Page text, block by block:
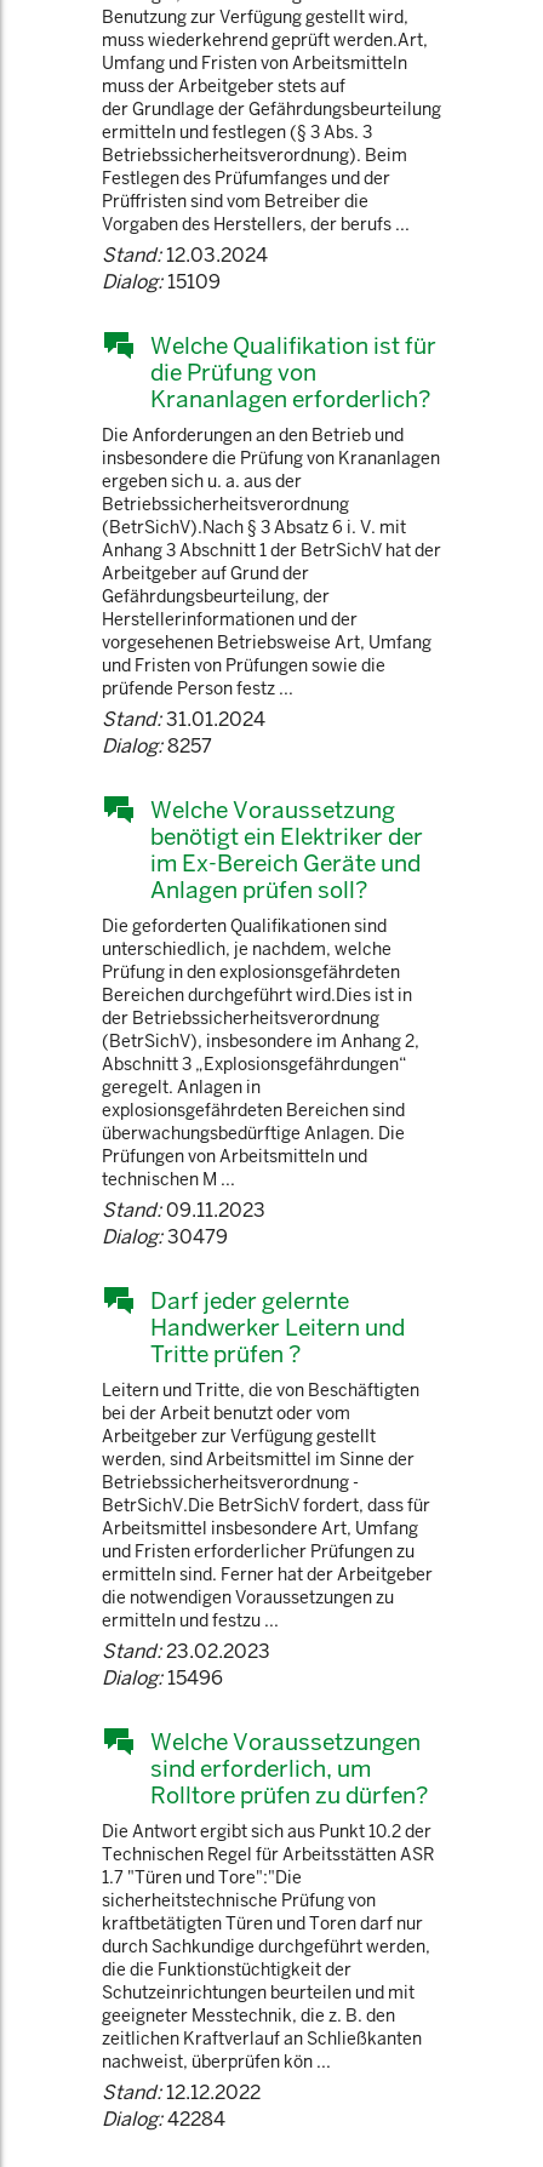
Benutzung zur Verfügung gestellt wird,
muss wiederkehrend geprüft werden.Art,
Umfang und Fristen von Arbeitsmitteln
muss der Arbeitgeber stets auf
der Grundlage der Gefährdungsbeurteilung
ermitteln und festlegen (§ 3 Abs. 3
Betriebssicherheitsverordnung). Beim
Festlegen des Prüfumfanges und der
Prüffristen sind vom Betreiber die
Vorgaben des Herstellers, der berufs ...
Stand:12.03.2024
Dialog:15109
Welche Qualifikation ist für
die Prüfung von
Krananlagen erforderlich?
Die Anforderungen an den Betrieb und
insbesondere die Prüfung von Krananlagen
ergeben sich u. a. aus der
Betriebssicherheitsverordnung
(BetrSichV).Nach § 3 Absatz 6 i. V. mit
Anhang 3 Abschnitt 1 der BetrSichV hat der
Arbeitgeber auf Grund der
Gefährdungsbeurteilung, der
Herstellerinformationen und der
vorgesehenen Betriebsweise Art, Umfang
und Fristen von Prüfungen sowie die
prüfende Person festz ...
Stand:31.01.2024
Dialog:8257
Welche Voraussetzung
benötigt ein Elektriker der
im Ex-Bereich Geräte und
Anlagen prüfen soll?
Die geforderten Qualifikationen sind
unterschiedlich, je nachdem, welche
Prüfung in den explosionsgefährdeten
Bereichen durchgeführt wird.Dies ist in
der Betriebssicherheitsverordnung
(BetrSichV), insbesondere im Anhang 2,
Abschnitt 3 „Explosionsgefährdungen“
geregelt. Anlagen in
explosionsgefährdeten Bereichen sind
überwachungsbedürftige Anlagen. Die
Prüfungen von Arbeitsmitteln und
technischen M ...
Stand:09.11.2023
Dialog:30479
Darf jeder gelernte
Handwerker Leitern und
Tritte prüfen ?
Leitern und Tritte, die von Beschäftigten
bei der Arbeit benutzt oder vom
Arbeitgeber zur Verfügung gestellt
werden, sind Arbeitsmittel im Sinne der
Betriebssicherheitsverordnung -
BetrSichV.Die BetrSichV fordert, dass für
Arbeitsmittel insbesondere Art, Umfang
und Fristen erforderlicher Prüfungen zu
ermitteln sind. Ferner hat der Arbeitgeber
die notwendigen Voraussetzungen zu
ermitteln und festzu ...
Stand:23.02.2023
Dialog:15496
Welche Voraussetzungen
sind erforderlich, um
Rolltore prüfen zu dürfen?
Die Antwort ergibt sich aus Punkt 10.2 der
Technischen Regel für Arbeitsstätten ASR
1.7 "Türen und Tore":"Die
sicherheitstechnische Prüfung von
kraftbetätigten Türen und Toren darf nur
durch Sachkundige durchgeführt werden,
die die Funktionstüchtigkeit der
Schutzeinrichtungen beurteilen und mit
geeigneter Messtechnik, die z. B. den
zeitlichen Kraftverlauf an Schließkanten
nachweist, überprüfen kön ...
Stand:12.12.2022
Dialog:42284